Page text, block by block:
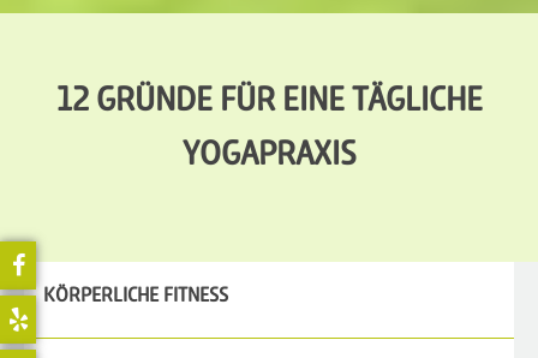
12 GRÜNDE FÜR EINE TÄGLICHE
YOGAPRAXIS
KÖRPERLICHE FITNESS